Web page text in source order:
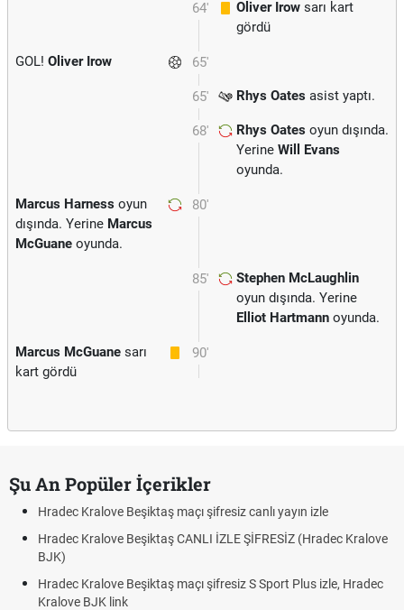
64' Oliver Irow sarı kart
gördü
65'
GOL! Oliver Irow
65' Rhys Oates asist yaptı.
68' Rhys Oates oyun dışında.
Yerine Will Evans
oyunda.
80'
Marcus Harness oyun
dışında. Yerine Marcus
McGuane oyunda.
85'
Stephen McLaughlin
oyun dışında. Yerine
Elliot Hartmann oyunda.
90'
Marcus McGuane sarı
kart gördü
Şu An Popüler İçerikler
Hradec Kralove Beşiktaş maçı şifresiz canlı yayın izle
Hradec Kralove Beşiktaş CANLI İZLE ŞİFRESİZ (Hradec Kralove
BJK)
Hradec Kralove Beşiktaş maçı şifresiz S Sport Plus izle, Hradec
Kralove BJK link